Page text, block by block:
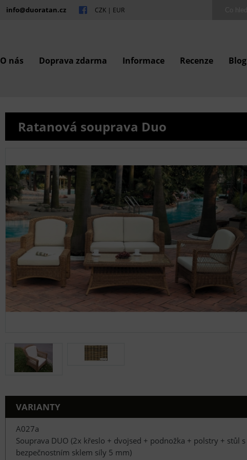
info@duoratan.cz CZK | EUR
O nás Doprava zdarma Informace Recenze Blog
Ratanová souprava Duo
VARIANTY
A027a
Souprava DUO (2x křeslo + dvojsed + podnožka + polstry + stůl s
bezpečnostním sklem síly 5 mm)